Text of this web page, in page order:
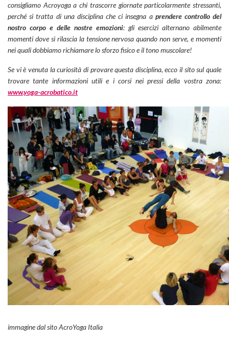
consigliamo Acroyoga a chi trascorre giornate particolarmente stressanti,
perché si tratta di una disciplina che ci insegna a prendere controllo del
nostro corpo e delle nostre emozioni: gli esercizi alternano abilmente
momenti dove si rilascia la tensione nervosa quando non serve, e momenti
nei quali dobbiamo richiamare lo sforzo fisico e il tono muscolare!
Se vi è venuta la curiosità di provare questa disciplina, ecco il sito sul quale
trovare tante informazioni utili e i corsi nei pressi della vostra zona:
www.yoga-acrobatico.it
immagine dal sito AcroYoga Italia